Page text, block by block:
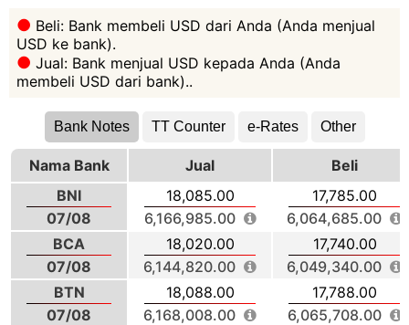
Beli: Bank membeli USD dari Anda (Anda menjual
USD ke bank).
Jual: Bank menjual USD kepada Anda (Anda
membeli USD dari bank)..
Bank Notes TT Counter e-Rates Other
Nama Bank Jual
Beli
BNI
07/08
18,085.00
6,166,985.00
17,785.00
6,064,685.00
BCA
07/08
18,020.00
6,144,820.00
17,740.00
6,049,340.00
BTN
07/08
18,088.00
6,168,008.00
17,788.00
6,065,708.00